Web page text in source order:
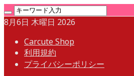
8月6日 木曜日 2026
Carcute Shop
利用規約
プライバシーポリシー